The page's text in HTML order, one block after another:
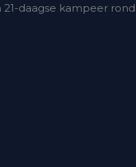
daagse kampeer